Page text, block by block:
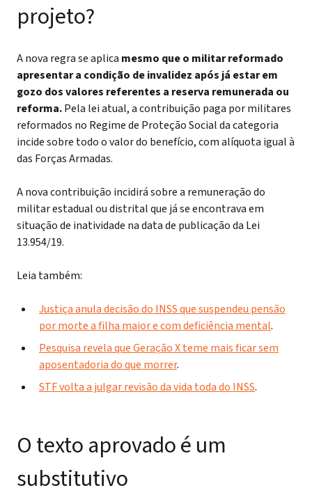
projeto?
A nova regra se aplica mesmo que o militar reformado
apresentar a condição de invalidez após já estar em
gozo dos valores referentes a reserva remunerada ou
reforma.Pela lei atual, a contribuição paga por militares
reformados no Regime de Proteção Social da categoria
incide sobre todo o valor do benefício, com alíquota igual à
das Forças Armadas.
A nova contribuição incidirá sobre a remuneração do
militar estadual ou distrital que já se encontrava em
situação de inatividade na data de publicação da Lei
13.954/19.
Leia também:
Justiça anula decisão do INSS que suspendeu pensão
por morte a filha maior e com deficiência mental.
Pesquisa revela que Geração X teme mais ficar sem
aposentadoria do que morrer.
STF volta a julgar revisão da vida toda do INSS.
O texto aprovado é um
substitutivo